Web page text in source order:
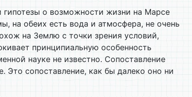
гипотезы о возможности жизни на Марсе
на обеих есть вода и атмосфера, не очень
на Землю с точки зрения условий,
принципиальную особенность
науке не известно. Сопоставление
Это сопоставление, как бы далеко оно ни